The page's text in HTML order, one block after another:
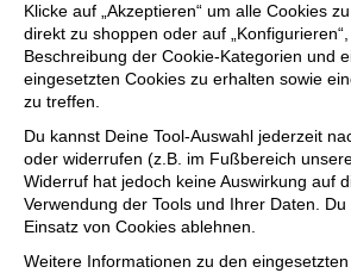
Klicke auf „Akzeptieren“ um alle Cookies
direkt zu shoppen oder auf
Beschreibung der Cookie-Kategorien und
eingesetzten Cookies zu erhalten sowie
zu treffen.
Du kannst Deine Tool-Auswahl jederzeit
oder widerrufen (z.B. im Fußbereich
Widerruf hat jedoch keine Auswirkung auf
Verwendung der Tools und Ihrer Daten.
Einsatz von Cookies ablehnen.
Weitere Informationen zu den